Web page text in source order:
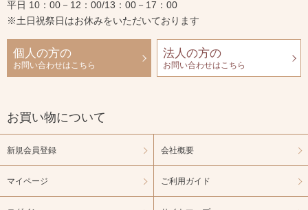
平日 10：00－12：00/13：00－17：00
※土日祝祭日はお休みをいただいております
個人の方の
お問い合わせはこちら
法人の方の
お問い合わせはこちら
お買い物について
新規会員登録
マイページ
会社概要
ご利用ガイド